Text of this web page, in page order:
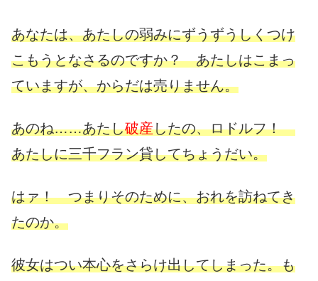
あなたは、あたしの弱みにずうずうしくつけ
こもうとなさるのですか？ あたしはこまっ
ていますが、からだは売りません。
あのね……あたし破産したの、ロドルフ！
あたしに三千フラン貸してちょうだい。
はァ！ つまりそのために、おれを訪ねてき
たのか。
彼女はつい本心をさらけ出してしまった。も